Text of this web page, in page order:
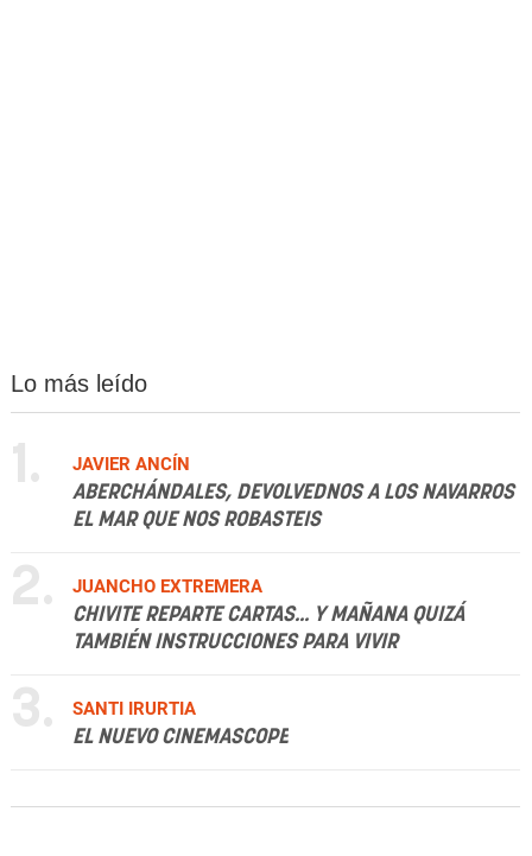
Lo más leído
1.
JAVIER ANCÍN
ABERCHÁNDALES, DEVOLVEDNOS A LOS NAVARROS
EL MAR QUE NOS ROBASTEIS
2.
JUANCHO EXTREMERA
CHIVITE REPARTE CARTAS... Y MAÑANA QUIZÁ
TAMBIÉN INSTRUCCIONES PARA VIVIR
3.
SANTI IRURTIA
EL NUEVO CINEMASCOPE